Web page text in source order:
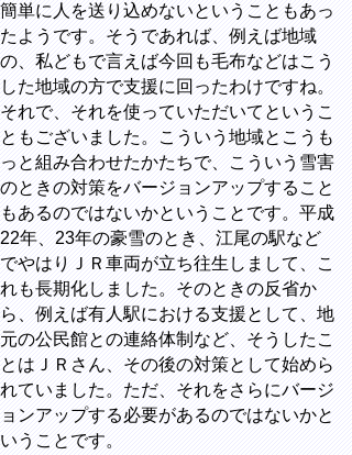
簡単に人を送り込めないということもあっ
たようです。そうであれば、例えば地域
の、私どもで言えば今回も毛布などはこう
した地域の方で支援に回ったわけですね。
それで、それを使っていただいてというこ
ともございました。こういう地域とこうも
っと組み合わせたかたちで、こういう雪害
のときの対策をバージョンアップすること
もあるのではないかということです。平成
22年、23年の豪雪のとき、江尾の駅など
でやはりＪＲ車両が立ち往生しまして、こ
れも長期化しました。そのときの反省か
ら、例えば有人駅における支援として、地
元の公民館との連絡体制など、そうしたこ
とはＪＲさん、その後の対策として始めら
れていました。ただ、それをさらにバージ
ョンアップする必要があるのではないかと
いうことです。